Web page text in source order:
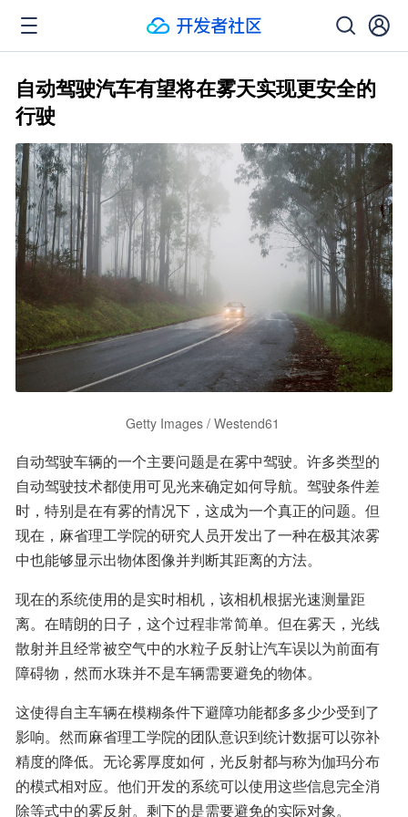
自动驾驶汽车有望将在雾天实现更安全的
行驶
  Getty Images / Westend61
自动驾驶车辆的一个主要问题是在雾中驾驶。许多类型的
自动驾驶技术都使用可见光来确定如何导航。驾驶条件差
时，特别是在有雾的情况下，这成为一个真正的问题。但
现在，麻省理工学院的研究人员开发出了一种在极其浓雾
中也能够显示出物体图像并判断其距离的方法。
现在的系统使用的是实时相机，该相机根据光速测量距
离。在晴朗的日子，这个过程非常简单。但在雾天，光线
散射并且经常被空气中的水粒子反射让汽车误以为前面有
障碍物，然而水珠并不是车辆需要避免的物体。
这使得自主车辆在模糊条件下避障功能都多多少少受到了
影响。然而麻省理工学院的团队意识到统计数据可以弥补
精度的降低。无论雾厚度如何，光反射都与称为伽玛分布
的模式相对应。他们开发的系统可以使用这些信息完全消
除等式中的雾反射。剩下的是需要避免的实际对象。